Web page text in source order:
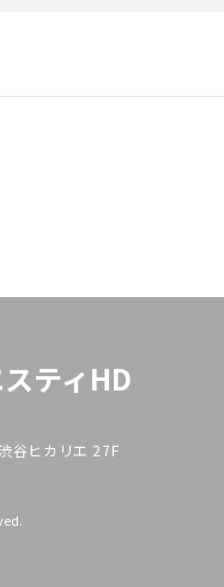
ティHD
谷ヒカリエ 27F